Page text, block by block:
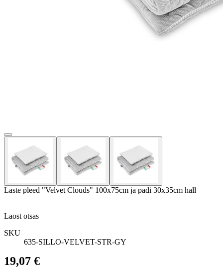
Laste pleed "Velvet Clouds" 100x75cm ja padi 30x35cm hall
Laost otsas
SKU
635-SILLO-VELVET-STR-GY
19,07 €